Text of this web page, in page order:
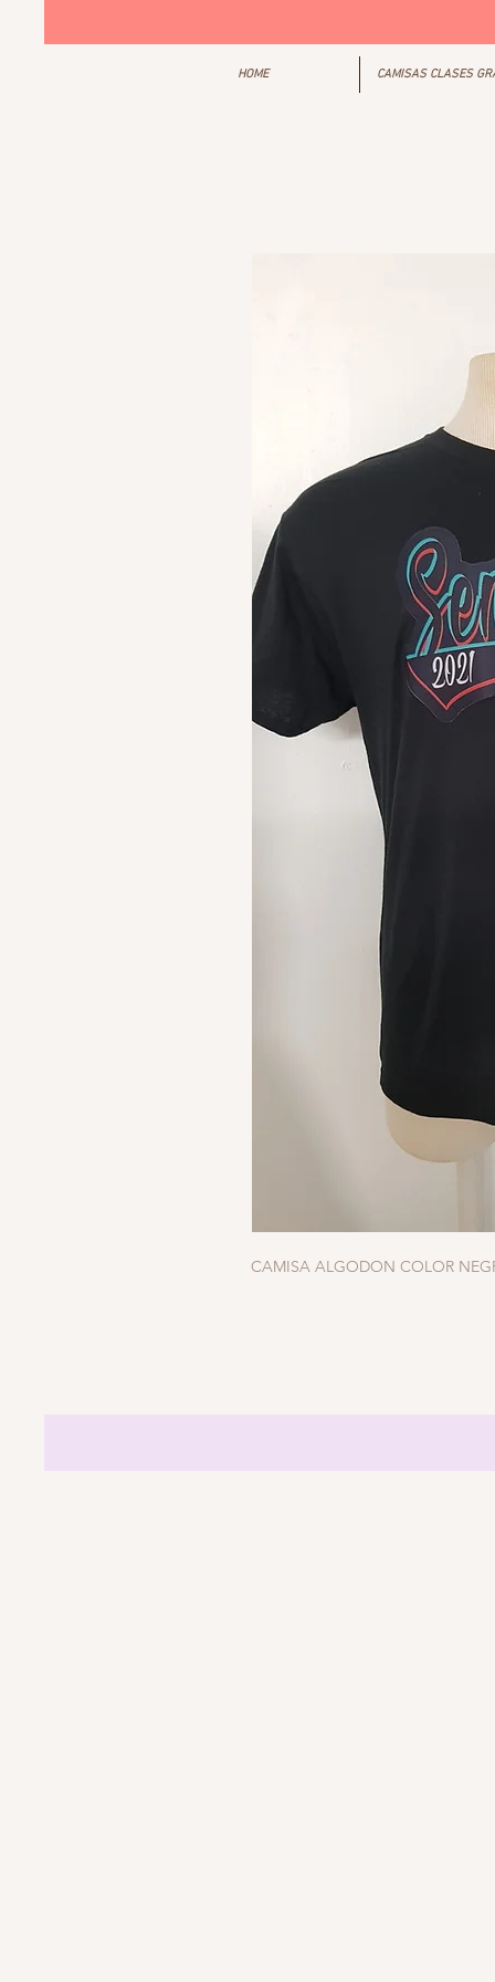
HOME CAMISAS CLASES
CAMISA ALGODON COLOR